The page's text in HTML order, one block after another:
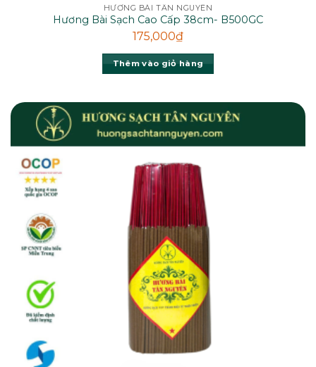
HƯƠNG BÀI TÂN NGUYÊN
Hương Bài Sạch Cao Cấp 38cm- B500GC
175,000₫
Thêm vào giỏ hàng